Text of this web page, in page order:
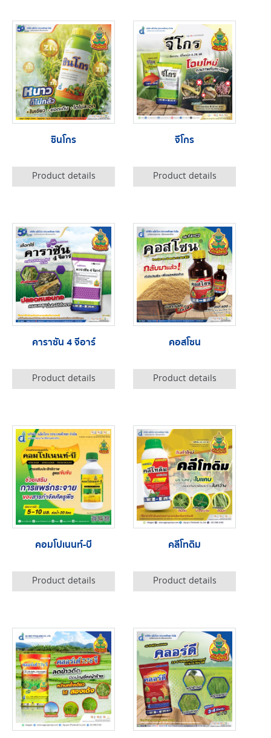
ซินโกร
Product details
จีโกร
Product details
คาราซัน 4 จีอาร์
Product details
คอสโซน
Product details
คอมโปเนนท์-บี
Product details
คลีโทดิม
Product details